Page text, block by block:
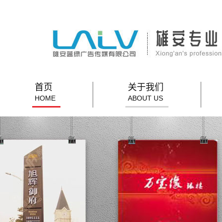
首页
HOME
关于我们
ABOUT US